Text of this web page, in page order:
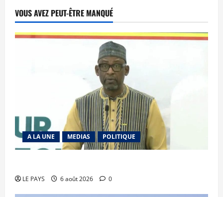
VOUS AVEZ PEUT-ÊTRE MANQUÉ
A LA UNE MEDIAS POLITIQUE
LE PAYS 6 août 2026 0